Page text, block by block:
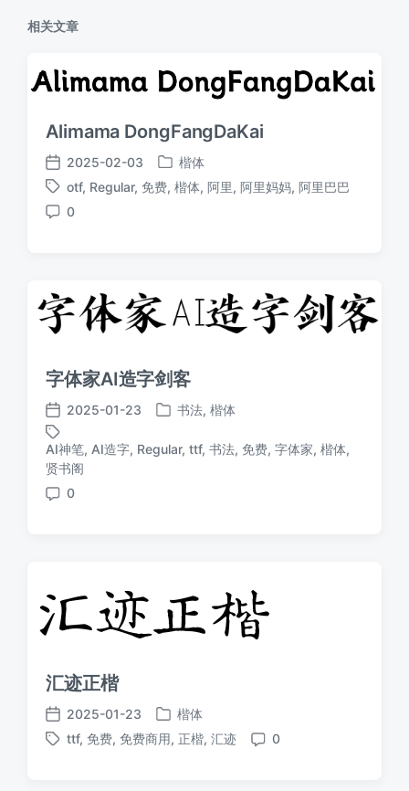
相关文章
Alimama DongFangDaKai
发
布
日
2025-02-03
发
布
楷体
标
签
otf, Regular, 免费, 楷体, 阿里, 阿里妈妈, 阿里巴巴
评
0
字体家AI造字剑客
发
布
日
期
2025-01-23
发
于
书法, 楷体
标
签
AI神笔, AI造字, Regular, ttf, 书法, 免费, 字体家, 楷体,
贤书阁
评
0
汇迹正楷
发
布
2025-01-23
发
布
楷体
标
ttf, 免费, 免费商用, 正楷, 汇迹
评
0